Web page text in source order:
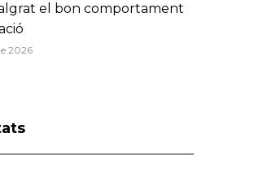
el bon comportament
2026